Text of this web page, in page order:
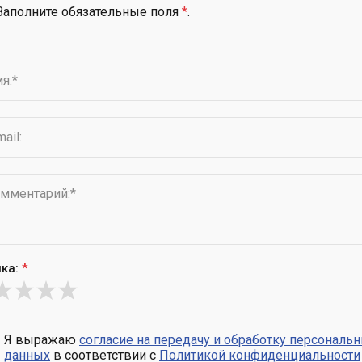
обязательные поля *.
*
Я выражаю согласие на передачу и обработку
данных в соответствии с Политикой конфиденциальности